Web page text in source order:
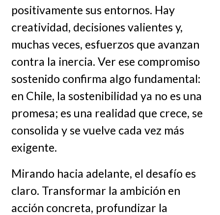
positivamente sus entornos. Hay
creatividad, decisiones valientes y,
muchas veces, esfuerzos que avanzan
contra la inercia. Ver ese compromiso
sostenido confirma algo fundamental:
en Chile, la sostenibilidad ya no es una
promesa; es una realidad que crece, se
consolida y se vuelve cada vez más
exigente.
Mirando hacia adelante, el desafío es
claro. Transformar la ambición en
acción concreta, profundizar la